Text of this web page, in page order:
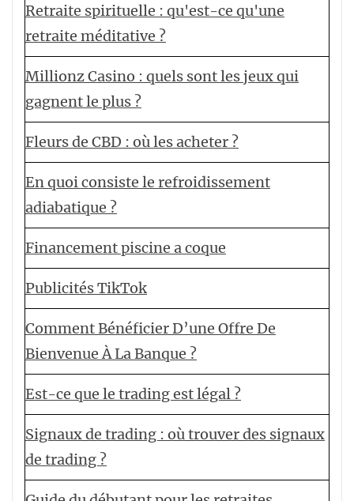
Retraite spirituelle : qu'est-ce qu'une
retraite méditative ?
Millionz Casino : quels sont les jeux qui
gagnent le plus ?
Fleurs de CBD : où les acheter ?
En quoi consiste le refroidissement
adiabatique ?
Financement piscine a coque
Publicités TikTok
Comment Bénéficier D’une Offre De
Bienvenue À La Banque ?
Est-ce que le trading est légal ?
Signaux de trading : où trouver des signaux
de trading ?